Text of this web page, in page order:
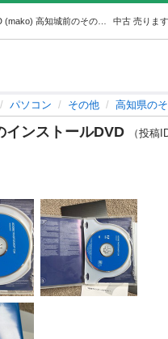
中古 売りま
パソコン その他 高知県の
ンストールDVD （投稿